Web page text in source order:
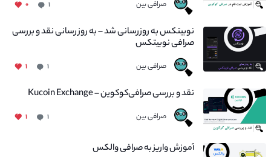
صرافی بین ۱ ۰
نوبیتکس به روزرسانی شد – به روز رسانی نقد و بررسی
صرافی نوبیتکس
صرافی بین ۱ ۱
نقد و بررسی صرافی‌کوکوین – Kucoin Exchange
صرافی بین ۱ ۱
آموزش واریز به صرافی والکس